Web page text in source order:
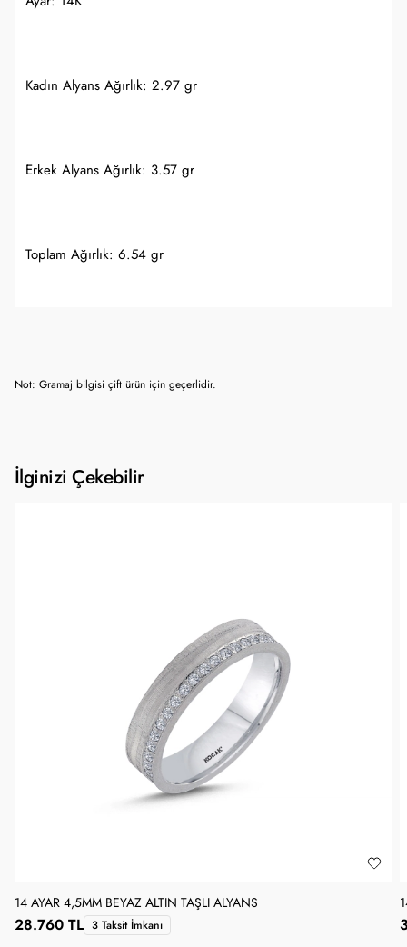
Kadın Alyans Ağırlık: 2.97 gr
Erkek Alyans Ağırlık: 3.57 gr
Toplam Ağırlık: 6.54 gr
Not: Gramaj bilgisi çift ürün için geçerlidir.
İlginizi Çekebilir
14 AYAR 4,5MM BEYAZ ALTIN TAŞLI ALYANS
28.760 TL 3 Taksit İmkanı